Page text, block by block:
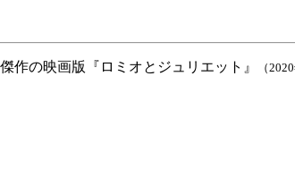
作の映画版『ロミオとジュリエット』 （